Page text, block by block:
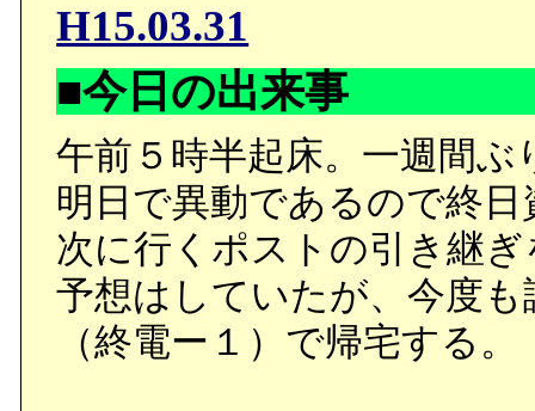
H15.03.31
■今日の出来事
午前５時半起床。一週間ぶ
明日で異動であるので終日
次に行くポストの引き継
予想はしていたが、今度
（終電ー１）で帰宅する。